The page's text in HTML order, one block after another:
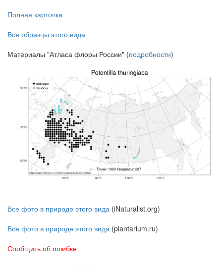
Полная карточка
Все образцы этого вида
Материалы "Атласа флоры России" (подробности)
Все фото в природе этого вида (iNaturalist.org)
Все фото в природе этого вида (plantarium.ru)
Сообщить об ошибке